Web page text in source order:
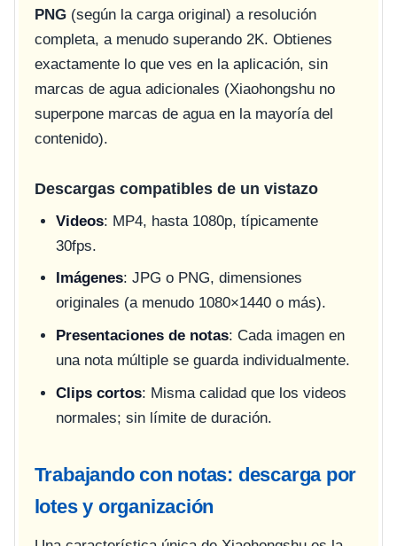
PNG(según la carga original) a resolución
completa, a menudo superando 2K. Obtienes
exactamente lo que ves en la aplicación, sin
marcas de agua adicionales (Xiaohongshu no
superpone marcas de agua en la mayoría del
contenido).
Descargas compatibles de un vistazo
Videos: MP4, hasta 1080p, típicamente
30fps.
Imágenes: JPG o PNG, dimensiones
originales (a menudo 1080×1440 o más).
Presentaciones de notas: Cada imagen en
una nota múltiple se guarda individualmente.
Clips cortos: Misma calidad que los videos
normales; sin límite de duración.
Trabajando con notas: descarga por
lotes y organización